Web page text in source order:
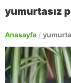
yumurtasız
Anasayfa /